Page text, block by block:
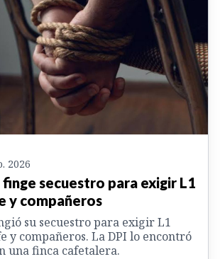
2026
secuestro para exigir L1
y compañeros
su secuestro para exigir L1
y compañeros. La DPI lo encontró
una finca cafetalera.